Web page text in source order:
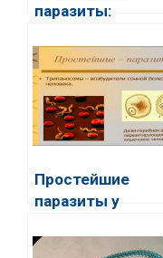
паразиты:
примеры, вред
для человека
Простейшие
паразиты у